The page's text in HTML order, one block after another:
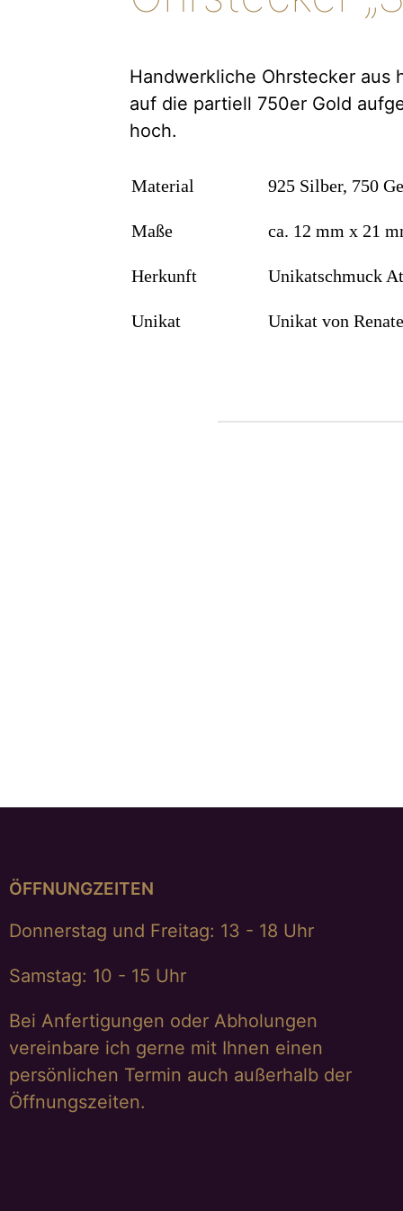
Handwerkliche Ohrstecker
auf die partiell 750er Gold
hoch.
Material 925 Silber, 750
Maße ca. 12 mm x 21
Herkunft Unikatschmuck
Unikat Unikat von
ÖFFNUNGZEITEN
Donnerstag und Freitag: 13 - 18 Uhr
Samstag: 10 - 15 Uhr
Bei Anfertigungen oder Abholungen
vereinbare ich gerne mit Ihnen einen
persönlichen Termin auch außerhalb der
Öffnungszeiten.